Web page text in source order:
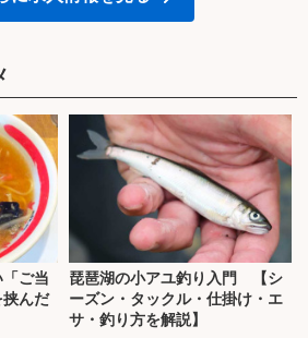
ご当
んだ
琵琶湖の小アユ釣り入門 【シ
ーズン・タックル・仕掛け・エ
サ・釣り方を解説】